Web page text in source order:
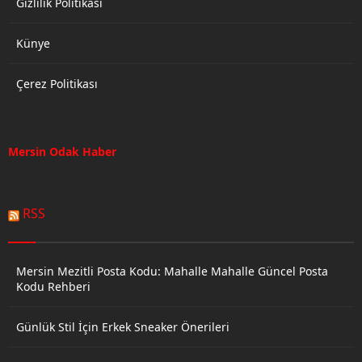
Künye
Çerez Politikası
Mersin Odak Haber
RSS
Mersin Mezitli Posta Kodu: Mahalle Mahalle Güncel Posta
Kodu Rehberi
Günlük Stil İçin Erkek Sneaker Önerileri